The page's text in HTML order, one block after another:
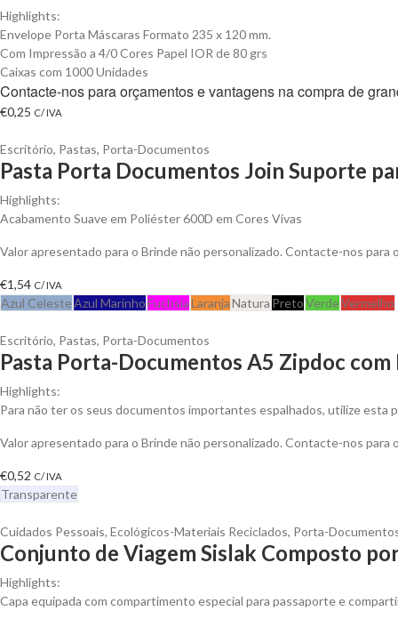
Highlights:
Envelope Porta Máscaras Formato 235 x 120 mm.
Com Impressão a 4/0 Cores Papel IOR de 80 grs
Caixas com 1000 Unidades
Contacte-nos para orçamentos e vantagens na compra de
€0,25 C/ IVA
Escritório, Pastas, Porta-Documentos
Pasta Porta Documentos Join Suporte
Highlights:
Acabamento Suave em Poliéster 600D em Cores Vivas
Valor apresentado para o Brinde não personalizado. Contacte-nos
€1,54 C/ IVA
Azul CelesteAzul MarinhoFuchsiaLaranjaNatura PretoVerdeVermelho
Escritório, Pastas, Porta-Documentos
Pasta Porta-Documentos A5 Zipdoc com
Highlights:
Para não ter os seus documentos importantes espalhados, utilize esta
Valor apresentado para o Brinde não personalizado. Contacte-nos
€0,52 C/ IVA
Transparente
Cuidados Pessoais, Ecológicos-Materiais Reciclados, Porta-
Conjunto de Viagem Sislak Composto
Highlights:
Capa equipada com compartimento especial para passaporte e